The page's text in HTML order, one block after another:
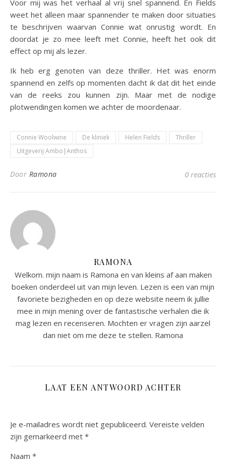
Voor mij was het verhaal al vrij snel spannend. En Fields
weet het alleen maar spannender te maken door situaties
te beschrijven waarvan Connie wat onrustig wordt. En
doordat je zo mee leeft met Connie, heeft het ook dit
effect op mij als lezer.
Ik heb erg genoten van deze thriller. Het was enorm
spannend en zelfs op momenten dacht ik dat dit het einde
van de reeks zou kunnen zijn. Maar met de nodige
plotwendingen komen we achter de moordenaar.
Connie Woolwine De kliniek Helen Fields
Thriller
Uitgeverij Ambo|Anthos
Door Ramona 0 reacties
RAMONA
Welkom. mijn naam is Ramona en van kleins af aan maken
boeken onderdeel uit van mijn leven. Lezen is een van mijn
favoriete bezigheden en op deze website neem ik jullie
mee in mijn mening over de fantastische verhalen die ik
mag lezen en recenseren. Mochten er vragen zijn aarzel
dan niet om me deze te stellen. Ramona
LAAT EEN ANTWOORD ACHTER
Je e-mailadres wordt niet gepubliceerd. Vereiste velden
zijn gemarkeerd met *
Naam *